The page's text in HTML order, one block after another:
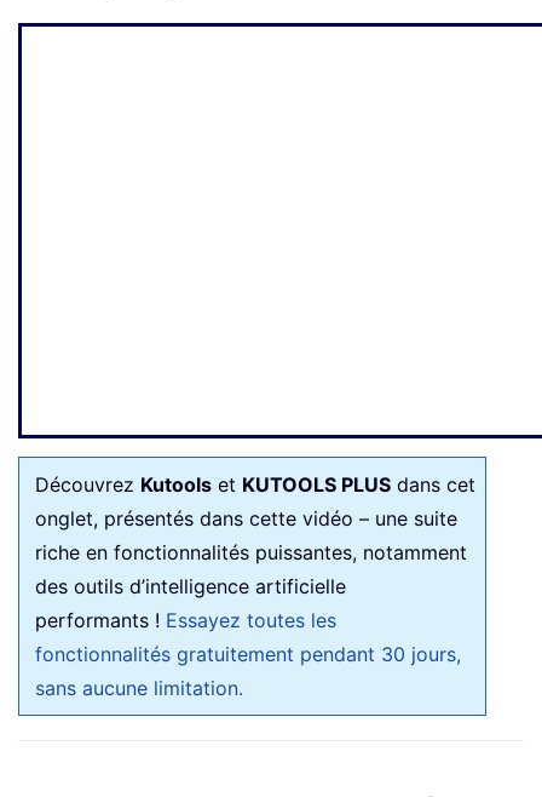
Découvrez Kutools et KUTOOLS PLUS dans cet
onglet, présentés dans cette vidéo – une suite
riche en fonctionnalités puissantes, notamment
des outils d’intelligence artificielle
performants ! Essayez toutes les
fonctionnalités gratuitement pendant 30 jours,
sans aucune limitation.